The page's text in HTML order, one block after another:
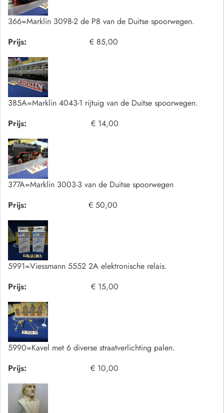
366=Marklin 3098-2 de P8 van de Duitse spoorwegen.
Prijs:
€ 85,00
385A=Marklin 4043-1 rijtuig van de Duitse spoorwegen.
Prijs:
€ 14,00
377A=Marklin 3003-3 van de Duitse spoorwegen
Prijs:
€ 50,00
5991=Viessmann 5552 2A elektronische relais.
Prijs:
€ 15,00
5990=Kavel met 6 diverse straatverlichting palen.
Prijs:
€ 10,00